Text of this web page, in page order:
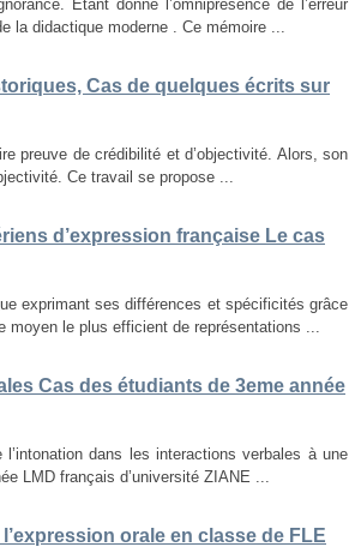
Etant donné l’omniprésence de l’erreur
la didactique moderne . Ce mémoire ...
Cas de quelques écrits sur
preuve de crédibilité et d’objectivité. Alors, son
Ce travail se propose ...
d’expression française Le cas
exprimant ses différences et spécificités grâce
moyen le plus efficient de représentations ...
Cas des étudiants de 3eme année
dans les interactions verbales à une
LMD français d’université ZIANE ...
orale en classe de FLE